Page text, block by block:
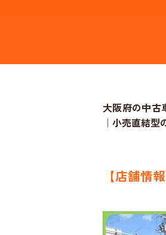
大阪府の中古
｜小売直結
【店舗情報